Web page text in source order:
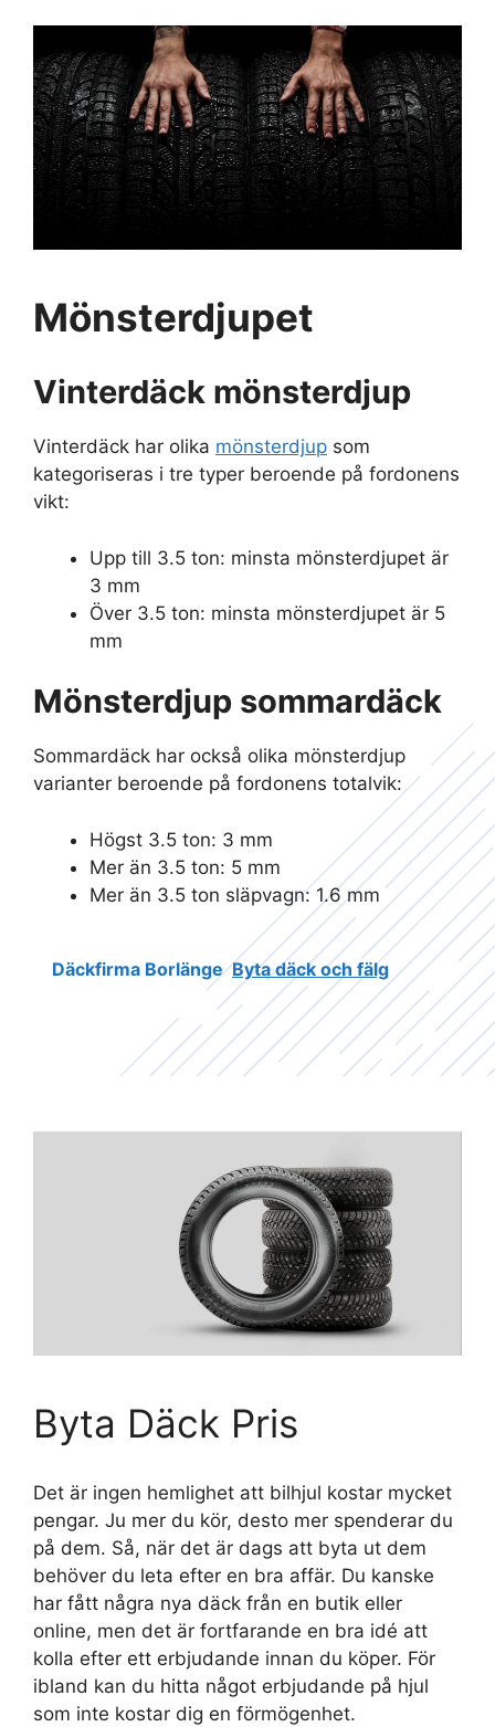
Mönsterdjupet
Vinterdäck mönsterdjup
Vinterdäck har olika mönsterdjup som
kategoriseras i tre typer beroende på fordonens
vikt:
Upp till 3.5 ton: minsta mönsterdjupet är
3 mm
Över 3.5 ton: minsta mönsterdjupet är 5
mm
Mönsterdjup sommardäck
Sommardäck har också olika mönsterdjup
varianter beroende på fordonens totalvik:
Högst 3.5 ton: 3 mm
Mer än 3.5 ton: 5 mm
Mer än 3.5 ton släpvagn: 1.6 mm
Däckfirma Borlänge Byta däck och fälg
Byta Däck Pris
Det är ingen hemlighet att bilhjul kostar mycket
pengar. Ju mer du kör, desto mer spenderar du
på dem. Så, när det är dags att byta ut dem
behöver du leta efter en bra affär. Du kanske
har fått några nya däck från en butik eller
online, men det är fortfarande en bra idé att
kolla efter ett erbjudande innan du köper. För
ibland kan du hitta något erbjudande på hjul
som inte kostar dig en förmögenhet.